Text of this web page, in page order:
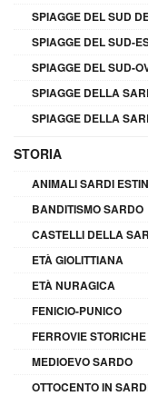
SPIAGGE DEL SUD
SPIAGGE DEL SUD-
SPIAGGE DEL SUD-
SPIAGGE DELLA
SPIAGGE DELLA
STORIA
ANIMALI SARDI
BANDITISMO SARDO
CASTELLI DELLA
ETÀ GIOLITTIANA
ETÀ NURAGICA
FENICIO-PUNICO
FERROVIE
MEDIOEVO SARDO
OTTOCENTO IN